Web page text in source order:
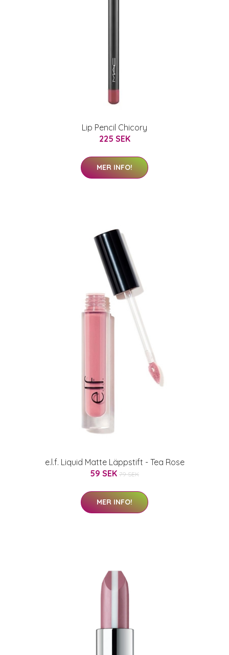
Lip Pencil Chicory
225 SEK
MER INFO!
e.l.f. Liquid Matte Läppstift - Tea Rose
59 SEK 79 SEK
MER INFO!